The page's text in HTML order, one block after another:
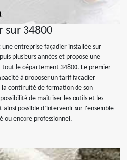
sur 34800
une entreprise façadier installée sur
plusieurs années et propose une
tout le département 34800. Le premier
à proposer un tarif façadier
la continuité de formation de son
de maîtriser les outils et les
possible d’intervenir sur l'ensemble
ou encore professionnel.